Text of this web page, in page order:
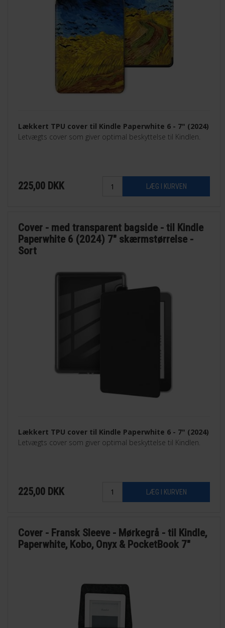
Lækkert TPU cover til Kindle Paperwhite 6 - 7" (2024)
Letvægts cover som giver optimal beskyttelse til Kindlen.
225,00 DKK
Cover - med transparent bagside - til Kindle
Paperwhite 6 (2024) 7" skærmstørrelse -
Sort
Lækkert TPU cover til Kindle Paperwhite 6 - 7" (2024)
Letvægts cover som giver optimal beskyttelse til Kindlen.
225,00 DKK
Cover - Fransk Sleeve - Mørkegrå - til Kindle,
Paperwhite, Kobo, Onyx & PocketBook 7"